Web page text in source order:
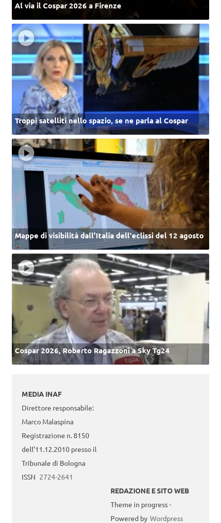
Al via il Cospar 2026 a Firenze
Troppi satelliti nello spazio, se ne parla al Cospar
Mappe di visibilità dall’Italia dell'eclissi del 12 agosto
Cospar 2026, Roberto Ragazzoni a Sky Tg24
MEDIA INAF
Direttore responsabile:
Marco Malaspina
Registrazione n. 8150
dell’11.12.2010 presso il
Tribunale di Bologna
ISSN 2724-2641
REDAZIONE E SITO WEB
Theme in progress -
Powered by Wordpress